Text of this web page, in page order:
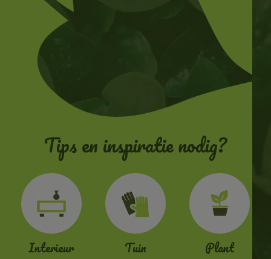
Tips en inspiratie nodig?
Interieur Tuin Plant